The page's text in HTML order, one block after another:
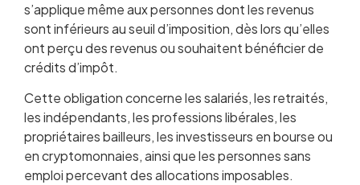
s’applique même aux personnes dont les revenus
sont inférieurs au seuil d’imposition, dès lors qu’elles
ont perçu des revenus ou souhaitent bénéficier de
crédits d’impôt.
Cette obligation concerne les salariés, les retraités,
les indépendants, les professions libérales, les
propriétaires bailleurs, les investisseurs en bourse ou
en cryptomonnaies, ainsi que les personnes sans
emploi percevant des allocations imposables.